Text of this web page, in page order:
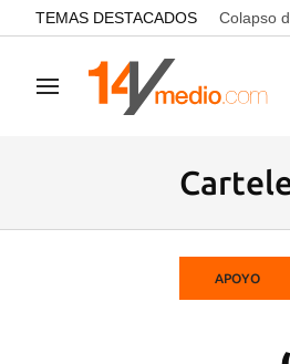
common.go-to-content
TEMAS DESTACADOS Colapso
Navegación
APOYO